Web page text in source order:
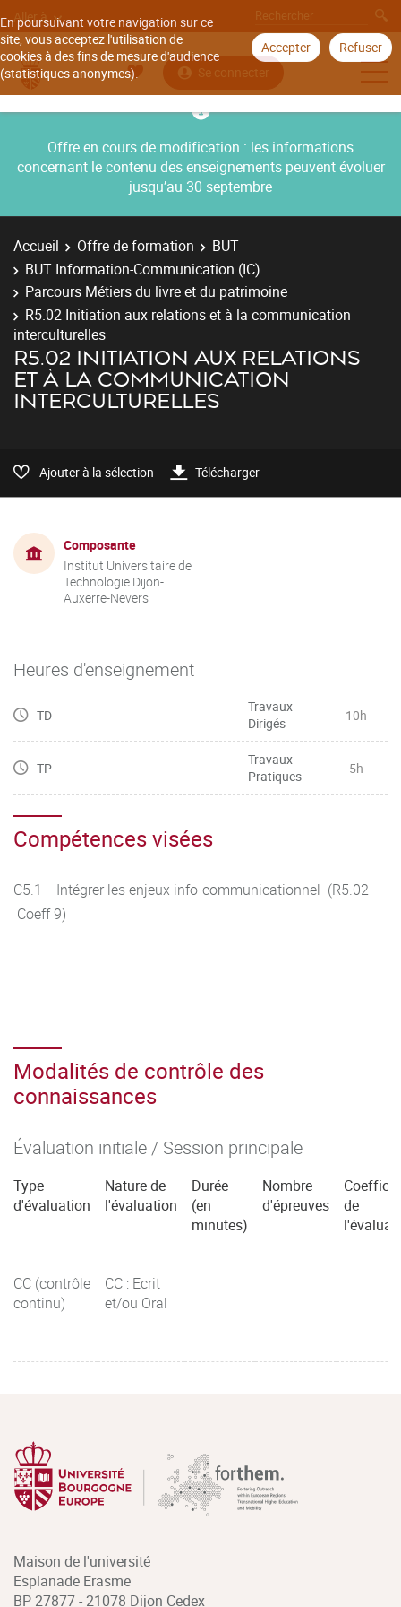
En poursuivant votre navigation sur ce
site, vous acceptez l'utilisation de
cookies à des fins de mesure d'audience
(statistiques anonymes).
Accepter Refuser
Aller à
Se connecter
Offre en cours de modification : les informations
concernant le contenu des enseignements peuvent évoluer
jusqu’au 30 septembre
Accueil Offre de formation
BUT
BUT Information-Communication (IC)
Parcours Métiers du livre et du patrimoine
R5.02 Initiation aux relations et à la communication
interculturelles
R5.02 INITIATION AUX RELATIONS
ET À LA COMMUNICATION
INTERCULTURELLES
Ajouter à la sélection Télécharger
Composante
Institut Universitaire de
Technologie Dijon-
Auxerre-Nevers
Heures d'enseignement
TD
Travaux
Dirigés
10h
TP
Travaux
Pratiques
5h
Compétences visées
C5.1 Intégrer les enjeux info-communicationnel (R5.02
Coeff 9)
Modalités de contrôle des
connaissances
Évaluation initiale / Session principale
Type
d'évaluation
Nature de
l'évaluation
Durée
(en
minutes)
Nombre
d'épreuves
de
CC (contrôle
continu)
CC : Ecrit
et/ou Oral
Maison de l'université
Esplanade Erasme
BP 27877 - 21078 Dijon Cedex